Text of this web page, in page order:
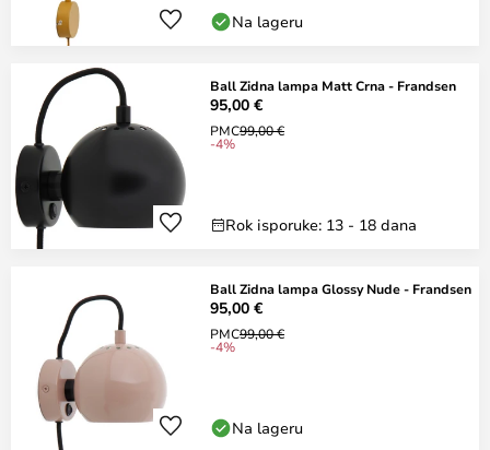
Na lageru
Ball Zidna lampa Matt Crna - Frandsen
95,00 €
PMC99,00 €
-4%
Rok isporuke: 13 - 18 dana
Ball Zidna lampa Glossy Nude - Frandsen
95,00 €
PMC99,00 €
-4%
Na lageru